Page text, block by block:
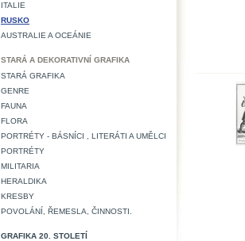
ITALIE
RUSKO
AUSTRALIE A OCEÁNIE
STARÁ A DEKORATIVNÍ GRAFIKA
STARÁ GRAFIKA
GENRE
FAUNA
FLORA
PORTRÉTY - BÁSNÍCI , LITERÁTI A UMĚLCI
PORTRÉTY
MILITARIA
HERALDIKA
KRESBY
POVOLÁNÍ, ŘEMESLA, ČINNOSTI.
GRAFIKA 20. STOLETÍ